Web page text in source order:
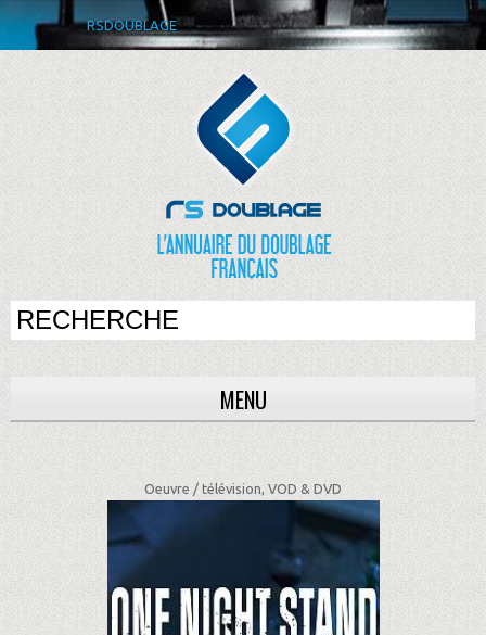
RSDOUBLAGE
MENU
Oeuvre / télévision, VOD & DVD